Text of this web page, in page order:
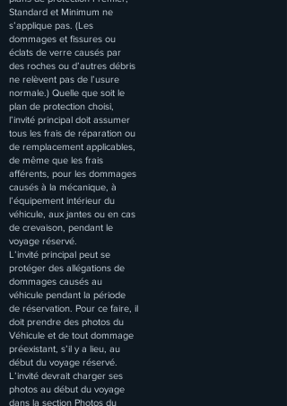
Standard et Minimum ne
s’applique pas. (Les
dommages et fissures ou
éclats de verre causés par
des roches ou d’autres débris
ne relèvent pas de l’usure
normale.) Quelle que soit le
plan de protection choisi,
l’invité principal doit assumer
tous les frais de réparation ou
de remplacement applicables,
de même que les frais
afférents, pour les dommages
causés à la mécanique, à
l’équipement intérieur du
véhicule, aux jantes ou en cas
de crevaison, pendant le
voyage réservé.
L’invité principal peut se
protéger des allégations de
dommages causés au
véhicule pendant la période
de réservation. Pour ce faire, il
doit prendre des photos du
Véhicule et de tout dommage
préexistant, s’il y a lieu, au
début du voyage réservé.
L’invité devrait charger ses
photos au début du voyage
dans la section Photos du